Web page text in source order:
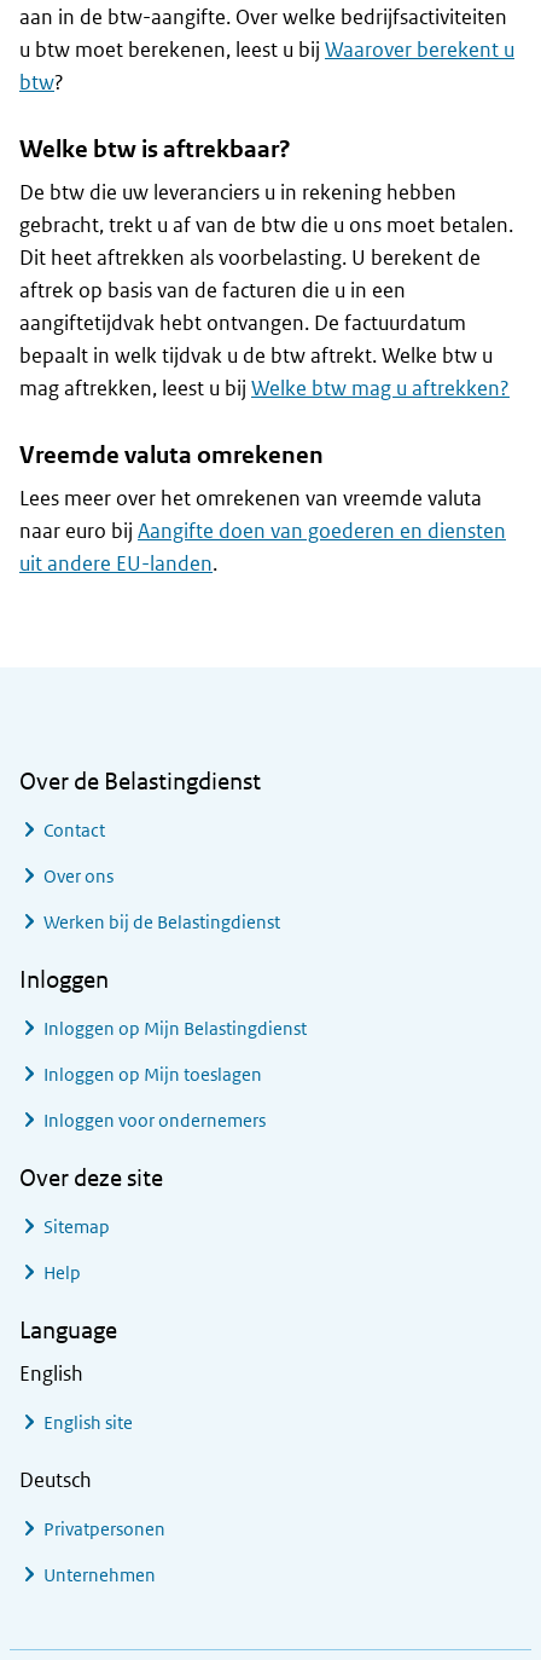
aan in de btw-aangifte. Over welke bedrijfsactiviteiten
u btw moet berekenen, leest u bij Waarover berekent u
btw?
Welke btw is aftrekbaar?
De btw die uw leveranciers u in rekening hebben
gebracht, trekt u af van de btw die u ons moet betalen.
Dit heet aftrekken als voorbelasting. U berekent de
aftrek op basis van de facturen die u in een
aangiftetijdvak hebt ontvangen. De factuurdatum
bepaalt in welk tijdvak u de btw aftrekt. Welke btw u
mag aftrekken, leest u bij Welke btw mag u aftrekken?
Vreemde valuta omrekenen
Lees meer over het omrekenen van vreemde valuta
naar euro bij Aangifte doen van goederen en diensten
uit andere EU-landen.
Over de Belastingdienst
Contact
Over ons
Werken bij de Belastingdienst
Inloggen
Inloggen op Mijn Belastingdienst
Inloggen op Mijn toeslagen
Inloggen voor ondernemers
Over deze site
Sitemap
Help
Language
English
English site
Deutsch
Privatpersonen
Unternehmen